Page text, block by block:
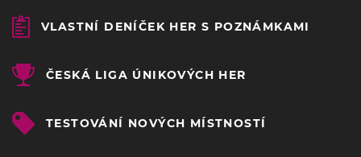
VLASTNÍ DENÍČEK HER S POZNÁMKAMI
ČESKÁ LIGA ÚNIKOVÝCH HER
TESTOVÁNÍ NOVÝCH MÍSTNOSTÍ